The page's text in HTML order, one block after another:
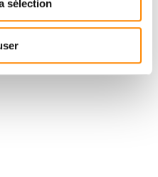
sélection